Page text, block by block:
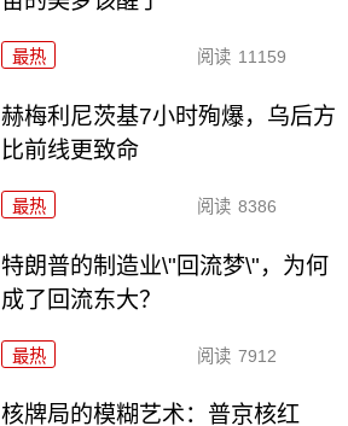
最热 阅读 11159
赫梅利尼茨基7小时殉爆，乌后方
比前线更致命
最热 阅读 8386
特朗普的制造业\"回流梦\"，为何
成了回流东大？
最热 阅读 7912
核牌局的模糊艺术：普京核红